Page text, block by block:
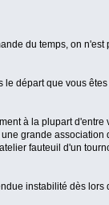
du temps, on
départ que vous
à la plupart
grande
fauteuil d'un
instabilité dès lors